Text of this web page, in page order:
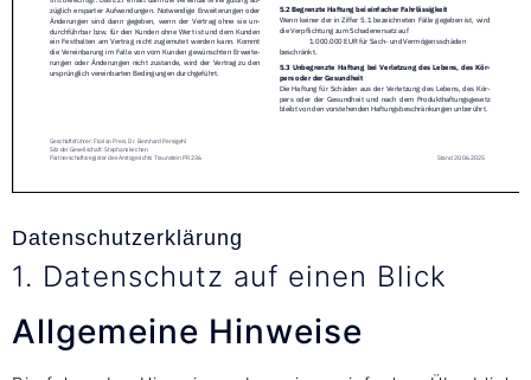
Datenschutzerklärung
1. Datenschutz auf einen Blick
Allgemeine Hinweise